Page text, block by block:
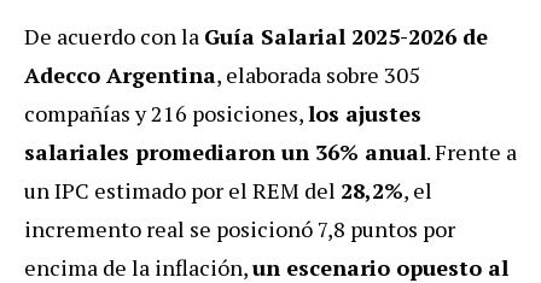
De acuerdo con la Guía Salarial 2025-2026 de
Adecco Argentina, elaborada sobre 305
compañías y 216 posiciones,los ajustes
salariales promediaron un 36% anual. Frente a
un IPC estimado por el REM del 28,2%, el
incremento real se posicionó 7,8 puntos por
encima de la inflación,un escenario opuesto al